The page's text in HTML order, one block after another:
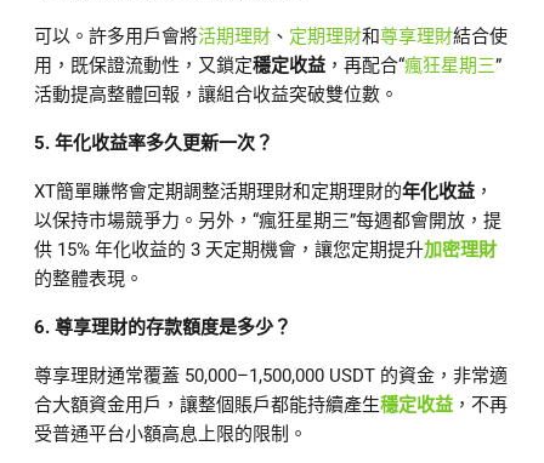
可以。許多用戶會將活期理財 、 定期理財和尊享理財結合使
用，既保證流動性，又鎖定穩定收益 ，再配合“瘋狂星期三”
活動提高整體回報，讓組合收益突破雙位數。
5. 年化收益率多久更新一次？
XT簡單賺幣會定期調整活期理財和定期理財的年化收益 ，
以保持市場競爭力。另外，“瘋狂星期三”每週都會開放，提
供 15% 年化收益的 3 天定期機會，讓您定期提升加密理財
的整體表現。
6. 尊享理財的存款額度是多少？
尊享理財通常覆蓋 50,000–1,500,000 USDT 的資金，非常適
合大額資金用戶，讓整個賬戶都能持續產生穩定收益 ，不再
受普通平台小額高息上限的限制。